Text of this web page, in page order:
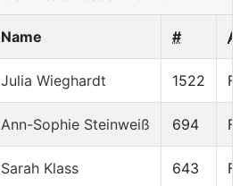
Name #
Julia Wieghardt 1522
Ann-Sophie Steinweiß 694
Sarah Klass 643